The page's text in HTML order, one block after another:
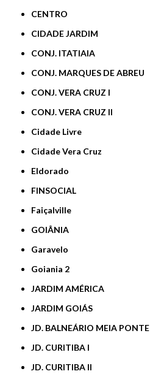
CENTRO
CIDADE JARDIM
CONJ. ITATIAIA
CONJ. MARQUES DE ABREU
CONJ. VERA CRUZ I
CONJ. VERA CRUZ II
Cidade Livre
Cidade Vera Cruz
Eldorado
FINSOCIAL
Faiçalville
GOIÂNIA
Garavelo
Goiania 2
JARDIM AMÉRICA
JARDIM GOIÁS
JD. BALNEÁRIO MEIA PONTE
JD. CURITIBA I
JD. CURITIBA II